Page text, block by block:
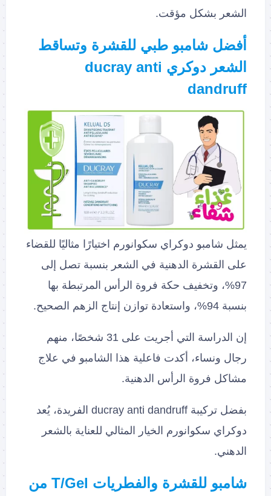
الشعر بشكل مؤقت.
أفضل شامبو طبي للقشرة وتساقط
الشعر دوكري ducray anti
dandruff
يمثل شامبو دوكراي سكوانورم اختيارًا مثاليًا للقضاء
على القشرة الدهنية في الشعر بنسبة تصل إلى
97%، وتخفيف حكة فروة الرأس المرتبطة بها
بنسبة 94%، واستعادة توازن إنتاج الزهم الصحيح.
إن الدراسة التي أجريت على 31 شخصًا، منهم
رجال ونساء، أكدت فاعلية هذا الشامبو في علاج
مشاكل فروة الرأس الدهنية.
بفضل تركيبة ducray anti dandruff الفريدة، يُعد
دوكراي سكوانورم الخيار المثالي للعناية بالشعر
الدهني.
شامبو للقشرة والفطريات T/Gel من